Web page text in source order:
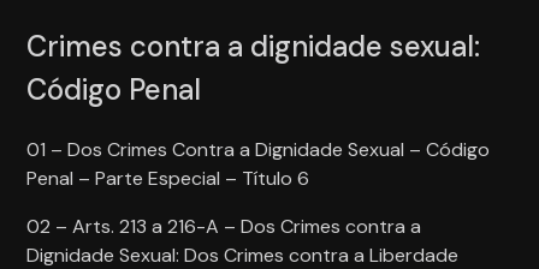
Crimes contra a dignidade sexual:
Código Penal
01 – Dos Crimes Contra a Dignidade Sexual – Código
Penal – Parte Especial – Título 6
02 – Arts. 213 a 216-A – Dos Crimes contra a
Dignidade Sexual: Dos Crimes contra a Liberdade